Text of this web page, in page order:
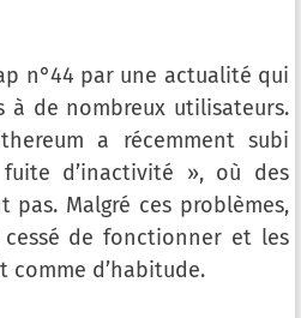
n°44 par une actualité qui
à de nombreux utilisateurs.
a récemment subi
d’inactivité », où des
pas. Malgré ces problèmes,
de fonctionner et les
d’habitude.